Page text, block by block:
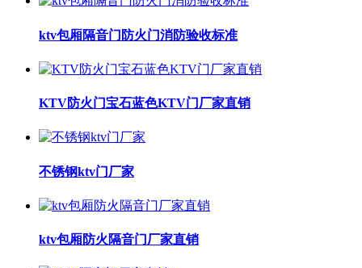
ktv包厢隔音门防火门消防验收标准
KTV防火门宝石蓝色KTV门厂家直销
不锈钢ktv门厂家
ktv包厢防火隔音门厂家直销